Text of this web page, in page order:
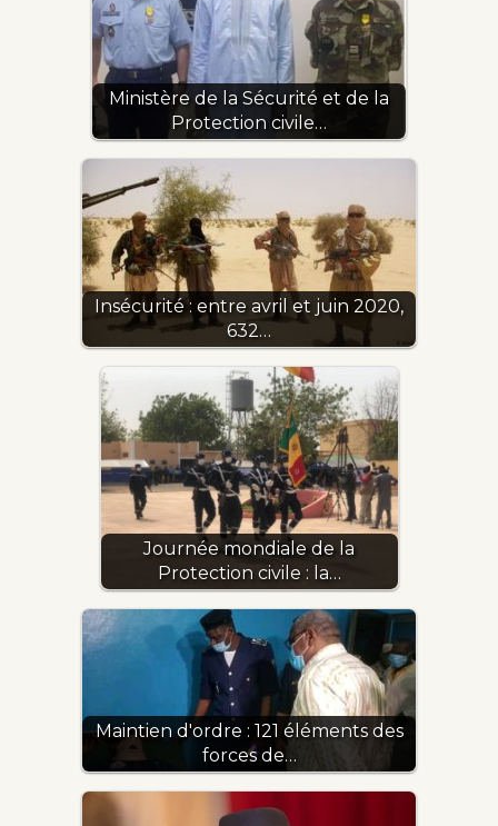
Ministère de la Sécurité et de la
Protection civile…
Insécurité : entre avril et juin 2020,
632…
Journée mondiale de la
Protection civile : la…
Maintien d'ordre : 121 éléments des
forces de…